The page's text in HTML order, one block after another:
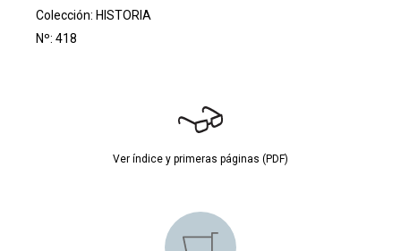
Colección: HISTORIA
Nº: 418
Ver índice y primeras páginas (PDF)